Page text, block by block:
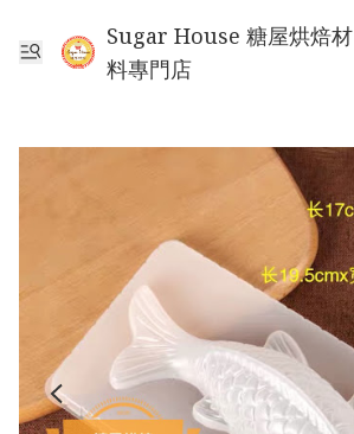
Sugar House 糖屋烘焙材
料專門店